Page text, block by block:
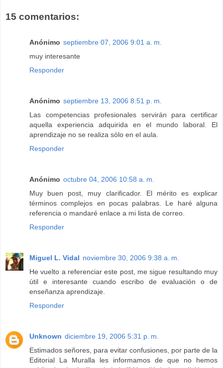
15 comentarios:
Anónimo septiembre 07, 2006 9:01 a. m.
muy interesante
Responder
Anónimo septiembre 13, 2006 8:51 p. m.
Las competencias profesionales servirán para certificar
aquella experiencia adquirida en el mundo laboral. El
aprendizaje no se realiza sólo en el aula.
Responder
Anónimo octubre 04, 2006 10:58 a. m.
Muy buen post, muy clarificador. El mérito es explicar
términos complejos en pocas palabras. Le haré alguna
referencia o mandaré enlace a mi lista de correo.
Responder
Miguel L. Vidal noviembre 30, 2006 9:38 a. m.
He vuelto a referenciar este post, me sigue resultando muy
útil e interesante cuando escribo de evaluación o de
enseñanza aprendizaje.
Responder
Unknown diciembre 19, 2006 5:31 p. m.
Estimados señores, para evitar confusiones, por parte de la
Editorial La Muralla les informamos de que no hemos